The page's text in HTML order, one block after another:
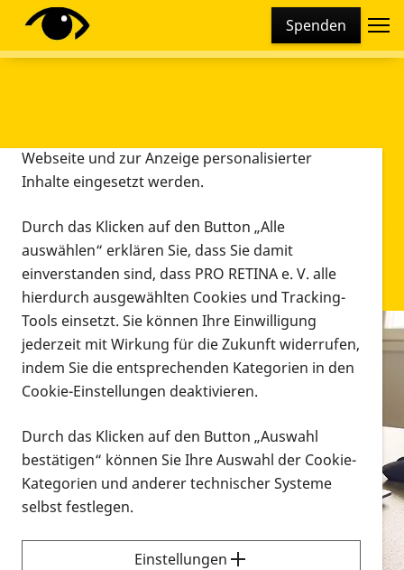
Spenden
Infomaterial
Infomaterial
Vorlesen
Alle Infomaterialien in verschiedenen
Formaten an einem Ort
Sie möchten wissen, wie Sie nach Infonmaterial
suchen und dieses bestellen bzw. herunterladen
Diese Webseite setzt verschiedene Cookies und
Tracking-Tools ein. Dies beinhaltet Cookies und
Webseite und zur Anzeige personalisierter
Inhalte eingesetzt werden.
Durch das Klicken auf den Button „Alle
auswählen“ erklären Sie, dass Sie damit
einverstanden sind, dass PRO RETINA e. V. alle
hierdurch ausgewählten Cookies und Tracking-
Tools einsetzt. Sie können Ihre Einwilligung
jederzeit mit Wirkung für die Zukunft widerrufen,
indem Sie die entsprechenden Kategorien in den
Cookie-Einstellungen deaktivieren.
Durch das Klicken auf den Button „Auswahl
bestätigen“ können Sie Ihre Auswahl der Cookie-
Kategorien und anderer technischer Systeme
selbst festlegen.
Einstellungen